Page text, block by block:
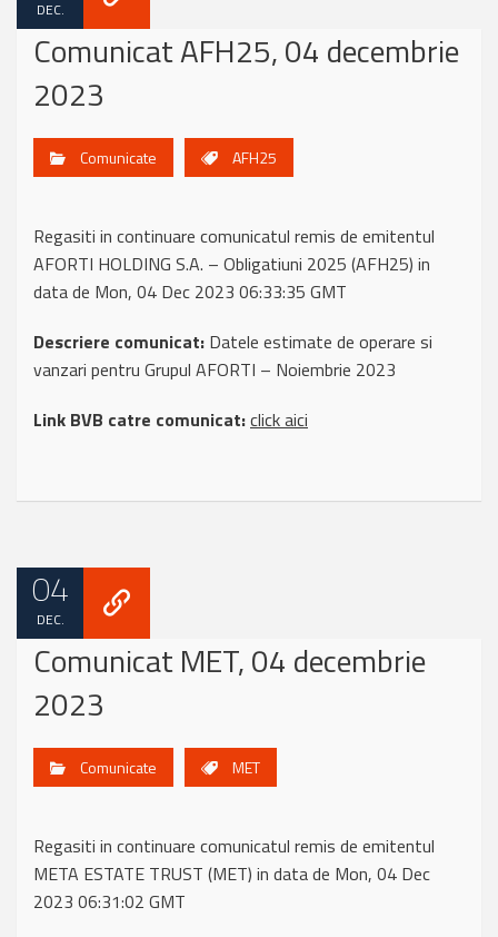
DEC.
Comunicat AFH25, 04 decembrie
2023
Comunicate AFH25
Regasiti in continuare comunicatul remis de emitentul
AFORTI HOLDING S.A. – Obligatiuni 2025 (AFH25) in
data de Mon, 04 Dec 2023 06:33:35 GMT
Descriere comunicat: Datele estimate de operare si
vanzari pentru Grupul AFORTI – Noiembrie 2023
Link BVB catre comunicat:click aici
04
DEC.
Comunicat MET, 04 decembrie
2023
Comunicate MET
Regasiti in continuare comunicatul remis de emitentul
META ESTATE TRUST (MET) in data de Mon, 04 Dec
2023 06:31:02 GMT